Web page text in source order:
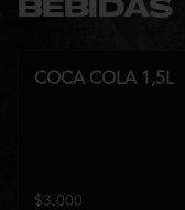
BEBIDAS
COCA COLA 1,5L
$3.000